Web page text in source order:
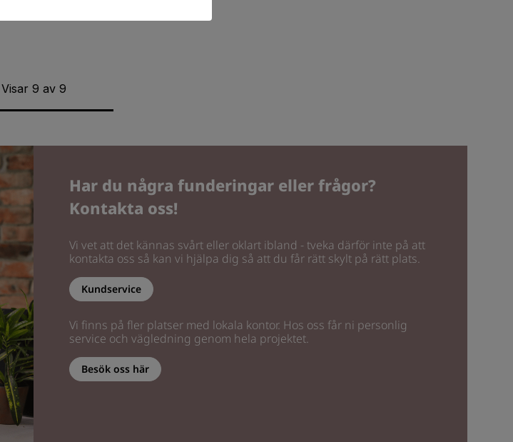
Visar 9 av 9
Har du några funderingar eller frågor?
Kontakta oss!
Vi vet att det kännas svårt eller oklart ibland - tveka därför inte på att
kontakta oss så kan vi hjälpa dig så att du får rätt skylt på rätt plats.
Kundservice
Vi finns på fler platser med lokala kontor. Hos oss får ni personlig
service och vägledning genom hela projektet.
Besök oss här